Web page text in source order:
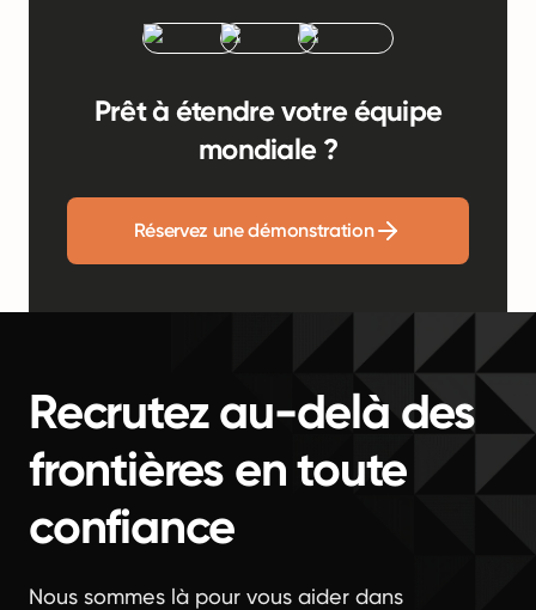
Prêt à étendre votre équipe
mondiale ?
Réservez une démonstration
Recrutez au-delà des
frontières en toute
confiance
Nous sommes là pour vous aider dans